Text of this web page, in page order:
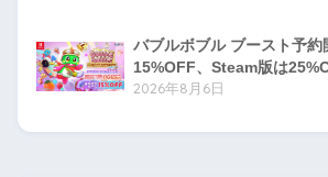
バブルボブル ブースト予約
15%OFF、Steam版は
2026年8月6日